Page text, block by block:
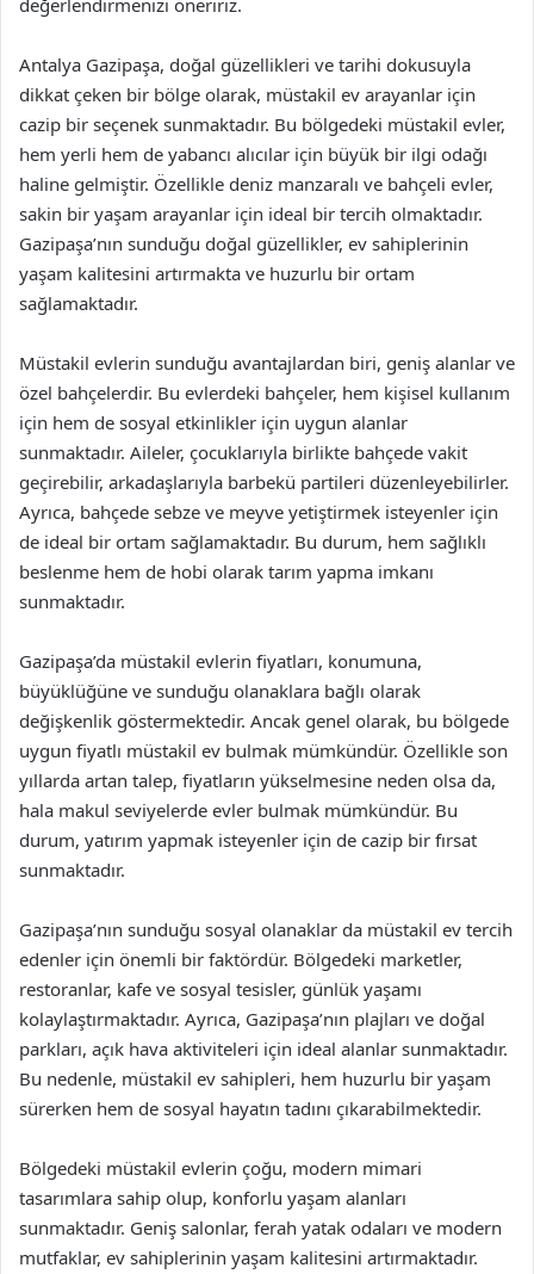
değerlendirmenizi öneririz.
Antalya Gazipaşa, doğal güzellikleri ve tarihi dokusuyla
dikkat çeken bir bölge olarak, müstakil ev arayanlar için
cazip bir seçenek sunmaktadır. Bu bölgedeki müstakil evler,
hem yerli hem de yabancı alıcılar için büyük bir ilgi odağı
haline gelmiştir. Özellikle deniz manzaralı ve bahçeli evler,
sakin bir yaşam arayanlar için ideal bir tercih olmaktadır.
Gazipaşa’nın sunduğu doğal güzellikler, ev sahiplerinin
yaşam kalitesini artırmakta ve huzurlu bir ortam
sağlamaktadır.
Müstakil evlerin sunduğu avantajlardan biri, geniş alanlar ve
özel bahçelerdir. Bu evlerdeki bahçeler, hem kişisel kullanım
için hem de sosyal etkinlikler için uygun alanlar
sunmaktadır. Aileler, çocuklarıyla birlikte bahçede vakit
geçirebilir, arkadaşlarıyla barbekü partileri düzenleyebilirler.
Ayrıca, bahçede sebze ve meyve yetiştirmek isteyenler için
de ideal bir ortam sağlamaktadır. Bu durum, hem sağlıklı
beslenme hem de hobi olarak tarım yapma imkanı
sunmaktadır.
Gazipaşa’da müstakil evlerin fiyatları, konumuna,
büyüklüğüne ve sunduğu olanaklara bağlı olarak
değişkenlik göstermektedir. Ancak genel olarak, bu bölgede
uygun fiyatlı müstakil ev bulmak mümkündür. Özellikle son
yıllarda artan talep, fiyatların yükselmesine neden olsa da,
hala makul seviyelerde evler bulmak mümkündür. Bu
durum, yatırım yapmak isteyenler için de cazip bir fırsat
sunmaktadır.
Gazipaşa’nın sunduğu sosyal olanaklar da müstakil ev tercih
edenler için önemli bir faktördür. Bölgedeki marketler,
restoranlar, kafe ve sosyal tesisler, günlük yaşamı
kolaylaştırmaktadır. Ayrıca, Gazipaşa’nın plajları ve doğal
parkları, açık hava aktiviteleri için ideal alanlar sunmaktadır.
Bu nedenle, müstakil ev sahipleri, hem huzurlu bir yaşam
sürerken hem de sosyal hayatın tadını çıkarabilmektedir.
Bölgedeki müstakil evlerin çoğu, modern mimari
tasarımlara sahip olup, konforlu yaşam alanları
sunmaktadır. Geniş salonlar, ferah yatak odaları ve modern
mutfaklar, ev sahiplerinin yaşam kalitesini artırmaktadır.